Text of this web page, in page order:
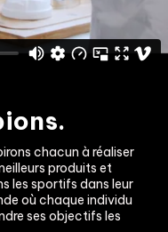
chacun à réaliser
produits et
les sportifs dans leur
où chaque individu
ses objectifs les